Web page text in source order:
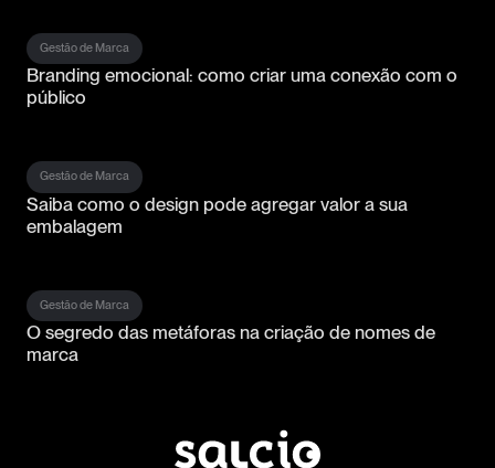
Gestão de Marca
Branding emocional: como criar uma conexão com o
público
Gestão de Marca
Saiba como o design pode agregar valor a sua
embalagem
Gestão de Marca
O segredo das metáforas na criação de nomes de
marca